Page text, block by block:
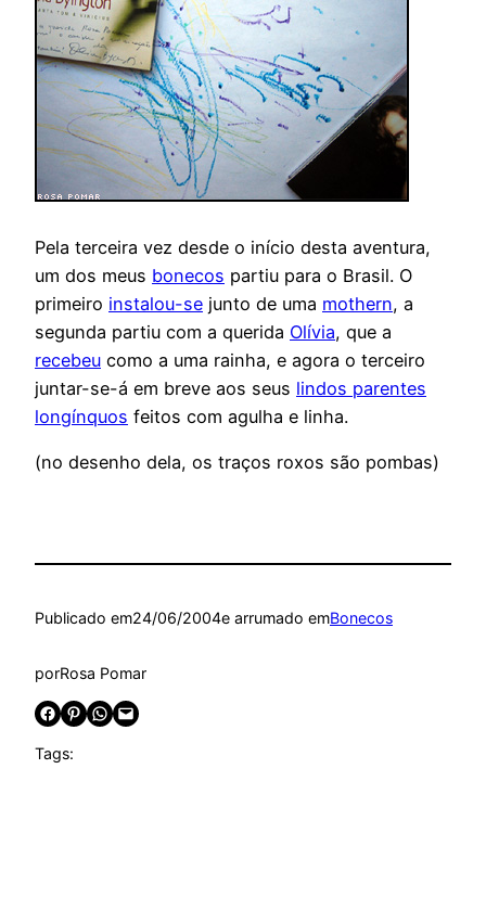
Pela terceira vez desde o início desta aventura,
um dos meus bonecos partiu para o Brasil. O
primeiro instalou-se junto de uma mothern, a
segunda partiu com a querida Olívia, que a
recebeu como a uma rainha, e agora o terceiro
juntar-se-á em breve aos seus lindos parentes
longínquos feitos com agulha e linha.
(no desenho dela, os traços roxos são pombas)
Publicado em24/06/2004e arrumado emBonecos
porRosa Pomar
Share on Facebook Share on Pinterest Share on WhatsApp Email this Page
Tags: